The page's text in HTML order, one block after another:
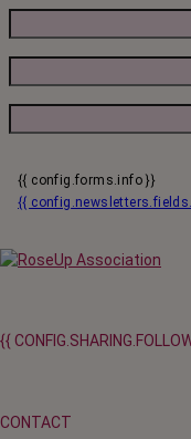
{{ config.forms.info }}
{{
{{
CONTACT